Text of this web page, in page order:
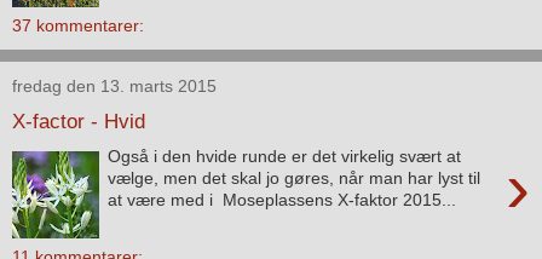
37 kommentarer:
fredag den 13. marts 2015
X-factor - Hvid
›
Også i den hvide runde er det virkelig svært at
vælge, men det skal jo gøres, når man har lyst til
at være med i Moseplassens X-faktor 2015...